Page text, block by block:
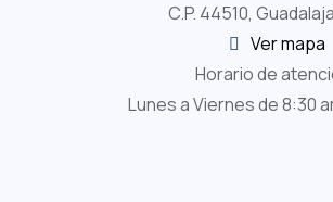
C.P. 44510,
Ver mapa
Horario de
Lunes a Viernes de 8:30